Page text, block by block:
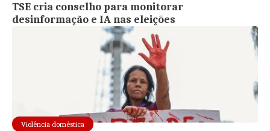
TSE cria conselho para monitorar
desinformação e IA nas eleições
Violência doméstica